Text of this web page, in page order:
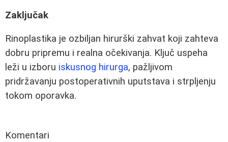
Zaključak
Rinoplastika je ozbiljan hirurški zahvat koji zahteva
dobru pripremu i realna očekivanja. Ključ uspeha
leži u izboru iskusnog hirurga, pažljivom
pridržavanju postoperativnih uputstava i strpljenju
tokom oporavka.
Komentari